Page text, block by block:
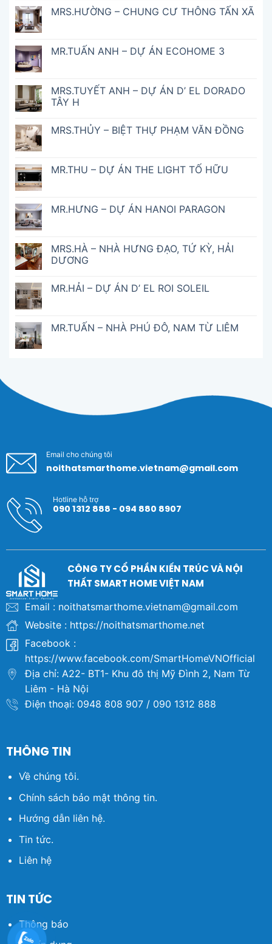
MRS.HƯỜNG – CHUNG CƯ THÔNG TẤN XÃ
MR.TUẤN ANH – DỰ ÁN ECOHOME 3
MRS.TUYẾT ANH – DỰ ÁN D’ EL DORADO
TÂY H
MRS.THỦY – BIỆT THỰ PHẠM VĂN ĐỒNG
MR.THU – DỰ ÁN THE LIGHT TỐ HỮU
MR.HƯNG – DỰ ÁN HANOI PARAGON
MRS.HÀ – NHÀ HƯNG ĐẠO, TỨ KỲ, HẢI
DƯƠNG
MR.HẢI – DỰ ÁN D’ EL ROI SOLEIL
MR.TUẤN – NHÀ PHÚ ĐÔ, NAM TỪ LIÊM
Email cho chúng tôi
noithatsmarthome.vietnam@gmail.com
Hotline hỗ trợ
090 1312 888 - 094 880 8907
CÔNG TY CỔ PHẦN KIẾN TRÚC VÀ NỘI
THẤT SMART HOME VIỆT NAM
Email : noithatsmarthome.vietnam@gmail.com
Website : https://noithatsmarthome.net
Facebook :
https://www.facebook.com/SmartHomeVNOfficial
Địa chỉ: A22- BT1- Khu đô thị Mỹ Đình 2, Nam Từ
Liêm - Hà Nội
Điện thoại: 0948 808 907 / 090 1312 888
THÔNG TIN
Về chúng tôi.
Chính sách bảo mật thông tin.
Hướng dẫn liên hệ.
Tin tức.
Liên hệ
TIN TỨC
Thông báo